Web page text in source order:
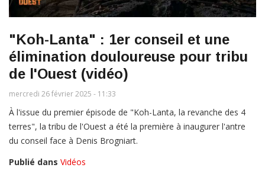
"Koh-Lanta" : 1er conseil et une
élimination douloureuse pour tribu
de l'Ouest (vidéo)
mercredi 26 février 2025 - 11:33
À l'issue du premier épisode de "Koh-Lanta, la revanche des 4
terres", la tribu de l'Ouest a été la première à inaugurer l'antre
du conseil face à Denis Brogniart.
Publié dans Vidéos